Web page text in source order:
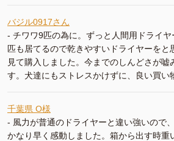
バジル0917さん
- チワワ9匹の為に。ずっと人間用ドライ
匹も居てるので乾きやすいドライヤーをと
見て購入しました。今までのしんどさが嘘
す。犬達にもストレスかけずに、良い買
千葉県 O様
- 風力が普通のドライヤーと違い強いので
かなり早く感動しました。箱から出す時重